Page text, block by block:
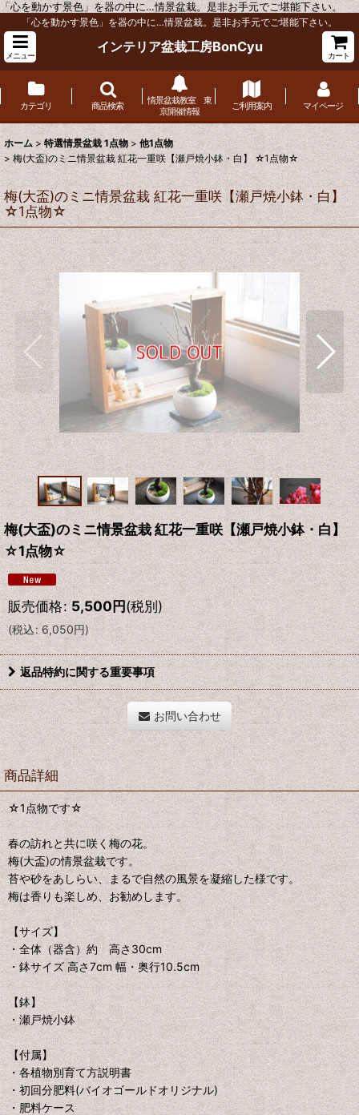
「心を動かす景色」を器の中に…情景盆栽。是非お手元でご堪能下さい。
「心を動かす景色」を器の中に…情景盆栽。是非お手元でご堪能下さい。
メニュー
インテリア盆栽工房BonCyu
カート
カテゴリ 商品検索
情景盆栽教室 東
京開催情報
ご利用案内 マイページ
ホーム > 特選情景盆栽 1点物 > 他1点物
> 梅(大盃)のミニ情景盆栽 紅花一重咲【瀬戸焼小鉢・白】 ☆1点物☆
梅(大盃)のミニ情景盆栽 紅花一重咲【瀬戸焼小鉢・白】
☆1点物☆
梅(大盃)のミニ情景盆栽 紅花一重咲【瀬戸焼小鉢・白】
☆1点物☆
販売価格: 5,500円(税別)
(税込: 6,050円)
返品特約に関する重要事項
お問い合わせ
商品詳細
☆1点物です☆
春の訪れと共に咲く梅の花。
梅(大盃)の情景盆栽です。
苔や砂をあしらい、まるで自然の風景を凝縮した様です。
梅は香りも楽しめ、お勧めします。
【サイズ】
・全体（器含）約 高さ30cm
・鉢サイズ 高さ7cm 幅・奥行10.5cm
【鉢】
・瀬戸焼小鉢
【付属】
・各植物別育て方説明書
・初回分肥料(バイオゴールドオリジナル)
・肥料ケース